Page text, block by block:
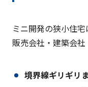
ミニ開発の狭小住宅
販売会社・建築会社
境界線ギリギリ